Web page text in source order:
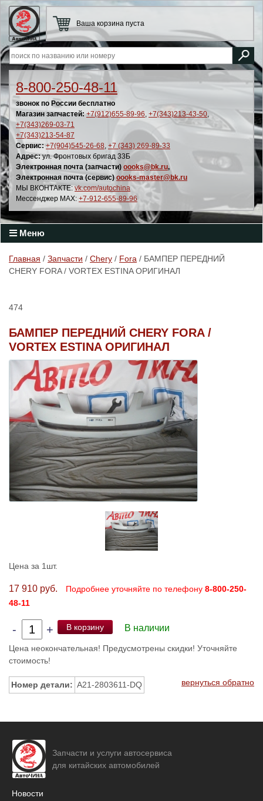
8-800-250-48-11
звонок по России бесплатно
Магазин запчастей: +7(912)655-89-96, +7(343)213-43-50,
+7(343)269-03-71
+7(343)213-54-87
Сервис: +7(904)545-26-68, +7 (343) 269-89-33
Адрес:ул. Фронтовых бригад 33Б
Электронная почта (запчасти) oooks@bk.ru,
Электронная почта (сервис) oooks-master@bk.ru
МЫ ВКОНТАКТЕ: vk.com/autochina
Мессенджер MAX: +7-912-655-89-96
Ваша корзина пуста
Меню
Главная / Запчасти / Chery / Fora / БАМПЕР ПЕРЕДНИЙ
CHERY FORA / VORTEX ESTINA ОРИГИНАЛ
474
БАМПЕР ПЕРЕДНИЙ CHERY FORA /
VORTEX ESTINA ОРИГИНАЛ
Цена за 1шт.
17 910 руб. Подробнее уточняйте по телефону 8-800-250-
48-11
- + В корзину В наличии
Цена неокончательная! Предусмотрены скидки! Уточняйте
стоимость!
Номер детали: A21-2803611-DQ вернуться обратно
Запчасти и услуги автосервиса
для китайских автомобилей
Новости